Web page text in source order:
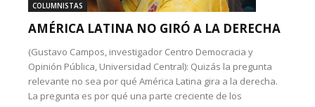
COLUMNISTAS
AMÉRICA LATINA NO GIRÓ A LA DERECHA
(Gustavo Campos, investigador Centro Democracia y
Opinión Pública, Universidad Central): Quizás la pregunta
relevante no sea por qué América Latina gira a la derecha.
La pregunta es por qué una parte creciente de los